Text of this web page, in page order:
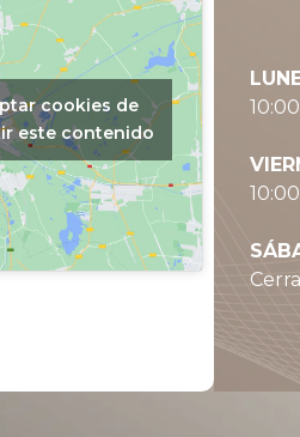
cookies de
este contenido